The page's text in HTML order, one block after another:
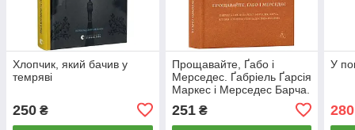
Хлопчик, який бачив у
темряві
250 ₴
Прощавайте, Ґабо і
Мерседес. Ґабріель Ґарсія
Маркес і Мерседес Барча.
Історія кохання у спогадах
їхнього сина
251₴
У
280